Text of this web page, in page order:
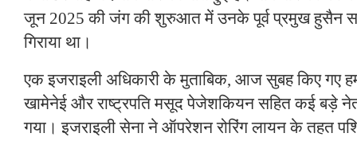
जून 2025 की जंग की शुरुआत में उनके पूर्व प्रमुख हुसैन
गिराया था।
एक इजराइली अधिकारी के मुताबिक, आज सुबह किए गए
खामेनेई और राष्ट्रपति मसूद पेजेशकियन सहित कई बड़े
गया। इजराइली सेना ने ऑपरेशन रोरिंग लायन के तहत